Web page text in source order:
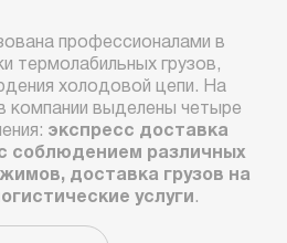
профессионалами в
термолабильных грузов,
холодовой цепи. На
компании выделены четыре
экспресс доставка
соблюдением различных
доставка грузов на
услуги .